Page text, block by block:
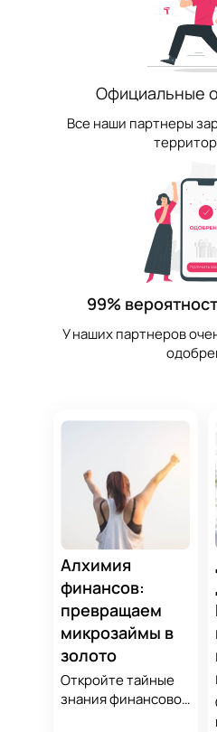
Официальные
Все наши партнеры
99%
У наших партнеров
Алхимия
финансов:
превращаем
микрозаймы в
золото
Откройте тайные
знания финансовой